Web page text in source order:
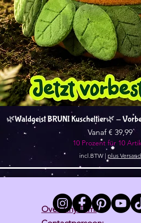
Snel overzicht
🌿Waldgeist BRUNI Kuscheltier🌿 -
Vanaf € 39,99
Verkoopprijs
10 Prozent für 10
incl.BTW | plus Versand
Over Tiny Tami